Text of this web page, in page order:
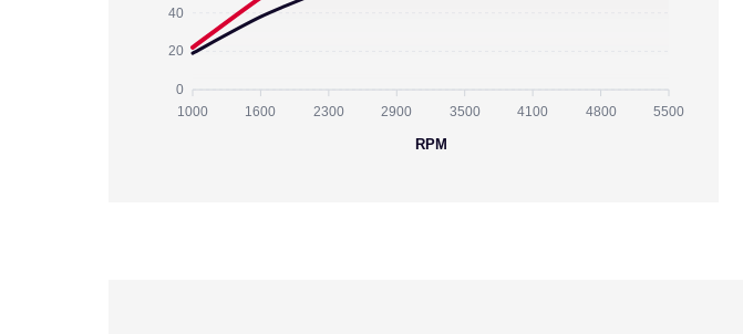
40
20
0
1000 1600 2300 2900 3500 4100 4800 5500
RPM